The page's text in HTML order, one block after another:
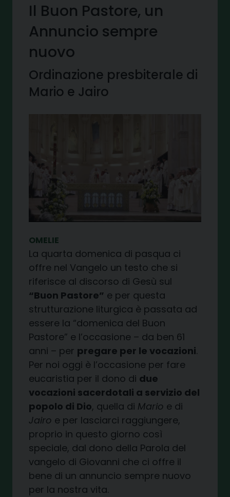
Il Buon Pastore, un
Annuncio sempre
nuovo
Ordinazione presbiterale di
Mario e Jairo
OMELIE
La quarta domenica di pasqua ci
offre nel Vangelo un testo che si
riferisce al discorso di Gesù sul
“Buon Pastore” e per questa
strutturazione liturgica è passata ad
essere la “domenica del Buon
Pastore” e l’occasione – da ben 61
anni – per pregare per le vocazioni.
Per noi oggi è l’occasione per fare
eucaristia per il dono di due
vocazioni sacerdotali a servizio del
popolo di Dio, quella di Mario e di
Jairo e per lasciarci raggiungere,
proprio in questo giorno così
speciale, dal dono della Parola del
vangelo di Giovanni che ci offre il
bene di un annuncio sempre nuovo
per la nostra vita.